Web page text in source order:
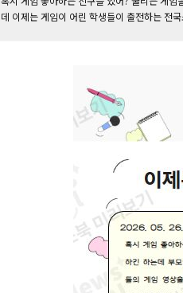
데 이제는 게임이 어린 학생들이 출전하는 전